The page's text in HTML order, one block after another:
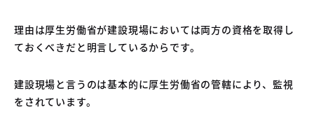
理由は厚生労働省が建設現場においては両方の資格を取得し
ておくべきだと明言しているからです。
建設現場と言うのは基本的に厚生労働省の管轄により、監視
をされています。